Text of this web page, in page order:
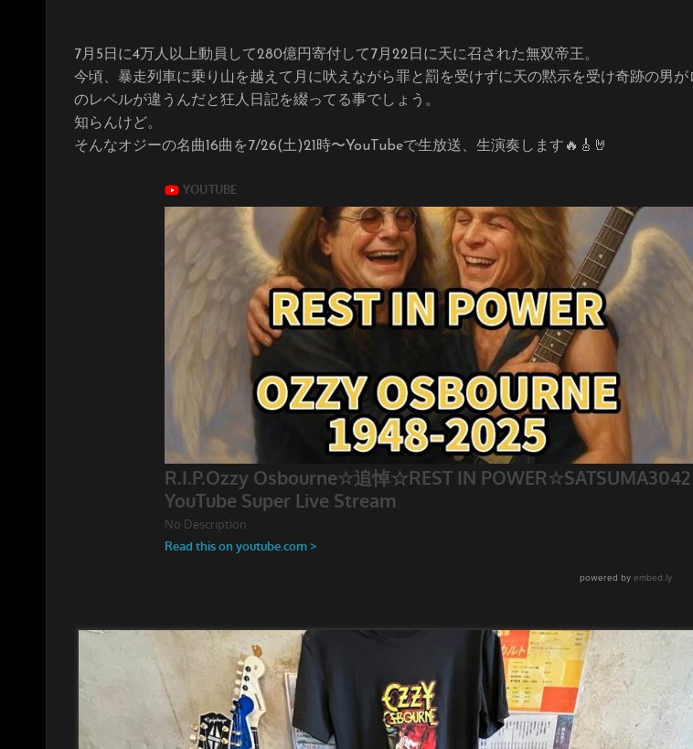
7月5日に4万人以上動員して280億円寄付して7月22日に天に召された無双帝王。
今頃、暴走列車に乗り山を越えて月に吠えながら罪と罰を受けずに天の黙示を受け奇跡の男が
のレベルが違うんだと狂人日記を綴ってる事でしょう。
知らんけど。
そんなオジーの名曲16曲を7/26(土)21時〜YouTubeで生放送、生演奏します🔥🎸🤘